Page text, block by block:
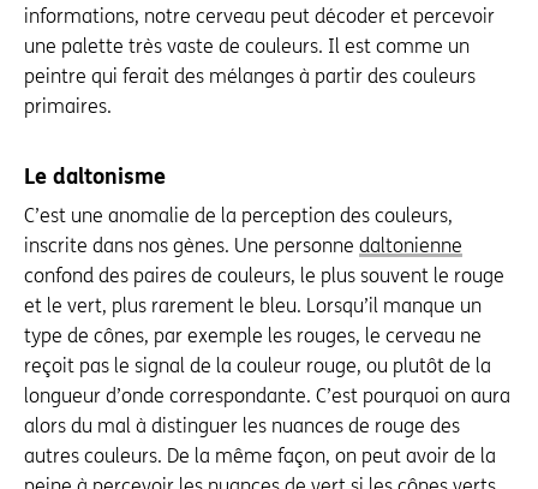
informations, notre cerveau peut décoder et percevoir
une palette très vaste de couleurs. Il est comme un
peintre qui ferait des mélanges à partir des couleurs
primaires.
Le daltonisme
C’est une anomalie de la perception des couleurs,
inscrite dans nos gènes. Une personne daltonienne
confond des paires de couleurs, le plus souvent le rouge
et le vert, plus rarement le bleu. Lorsqu’il manque un
type de cônes, par exemple les rouges, le cerveau ne
reçoit pas le signal de la couleur rouge, ou plutôt de la
longueur d’onde correspondante. C’est pourquoi on aura
alors du mal à distinguer les nuances de rouge des
autres couleurs. De la même façon, on peut avoir de la